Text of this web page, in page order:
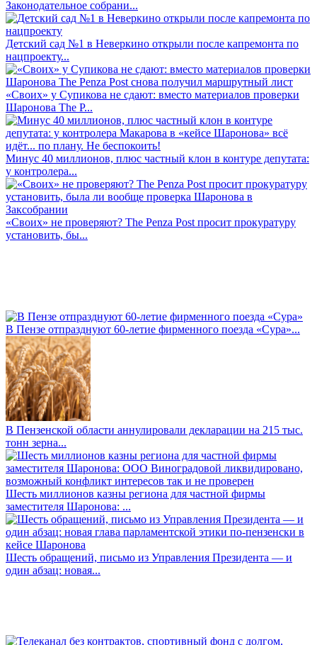
Законодательное собрани...
Детский сад №1 в Неверкино открыли после капремонта по
нацпроекту...
«Своих» у Супикова не сдают: вместо материалов проверки
Шаронова The P...
Минус 40 миллионов, плюс частный клон в контуре депутата:
у контролера...
«Своих» не проверяют? The Penza Post просит прокуратуру
установить, бы...
В Пензе отпразднуют 60-летие фирменного поезда «Сура»...
В Пензенской области аннулировали декларации на 215 тыс.
тонн зерна...
Шесть миллионов казны региона для частной фирмы
заместителя Шаронова: ...
Шесть обращений, письмо из Управления Президента — и
один абзац: новая...